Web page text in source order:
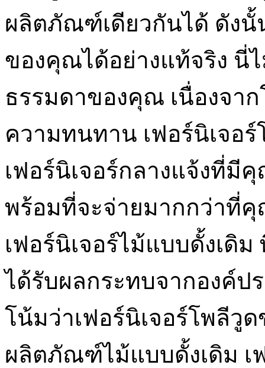
ผลิตภัณฑ์เดียวกันได้ ดังนั้
ของคุณได้อย่างแท้จริง นี่
ธรรมดาของคุณ เนื่องจา
ความทนทาน เฟอร์นิเจอ
เฟอร์นิเจอร์กลางแจ้งที่มี
พร้อมที่จะจ่ายมากกว่าที่
เฟอร์นิเจอร์ไม้แบบดั้งเดิ
ได้รับผลกระทบจากองค์ป
โน้มว่าเฟอร์นิเจอร์โพลีวู
ผลิตภัณฑ์ไม้แบบดั้งเดิม เ